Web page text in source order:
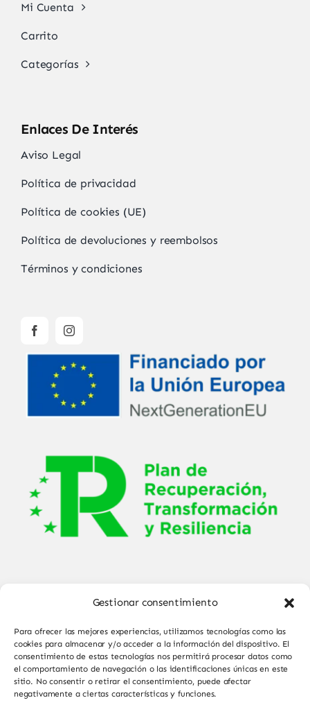
Gestionar consentimiento
Para ofrecer las mejores experiencias, utilizamos tecnologías como las
cookies para almacenar y/o acceder a la información del dispositivo. El
consentimiento de estas tecnologías nos permitirá procesar datos como
el comportamiento de navegación o las identificaciones únicas en este
sitio. No consentir o retirar el consentimiento, puede afectar
negativamente a ciertas características y funciones.
Mi Cuenta
Carrito
Categorías
Enlaces De Interés
Aviso Legal
Política de privacidad
Política de cookies (UE)
Política de devoluciones y reembolsos
Términos y condiciones
© Copyright 2025 - 2026•Sabor de Sayago
Todos los derechos reservados • Diseño por